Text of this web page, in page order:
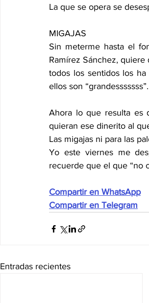
La que se opera se
MIGAJAS
Sin meterme hasta el
Ramírez Sánchez,
todos los sentidos los
ellos son “grandesssssss”.
Ahora lo que resulta es
quieran ese dinerito al
Las migajas ni para las
Yo este viernes me
recuerde que el que “no
Compartir en WhatsApp
Compartir en Telegram
Entradas recientes